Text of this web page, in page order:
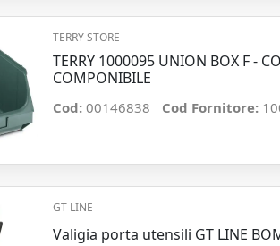
TERRY STORE
TERRY 1000095 UNION BOX F -
COMPONIBILE
Cod: 00146838 Cod Fornitore:
GT LINE
Valigia porta utensili GT LINE